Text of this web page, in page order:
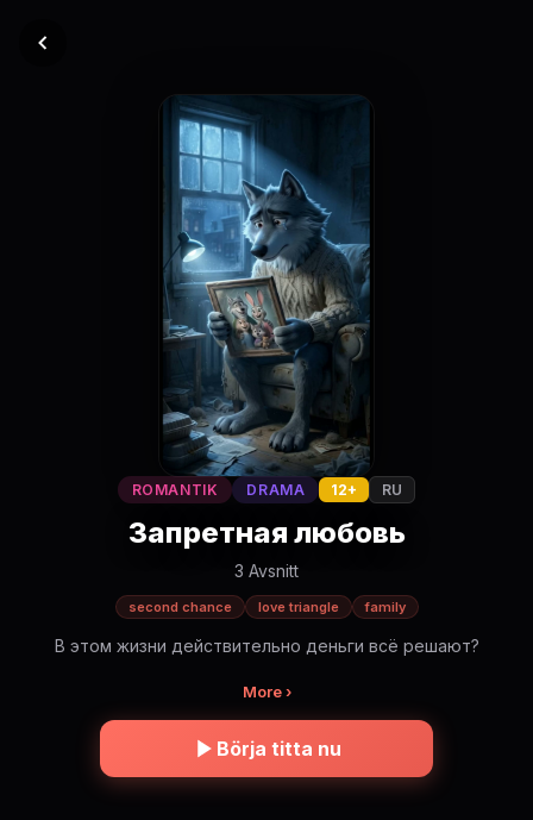
ROMANTIK DRAMA 12+ RU
Запретная любовь
3 Avsnitt
second chance love triangle family
В этом жизни действительно деньги всё решают?
More ›
Börja titta nu